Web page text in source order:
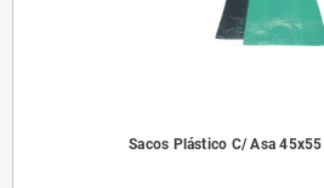
Sacos Plástico C/ Asa